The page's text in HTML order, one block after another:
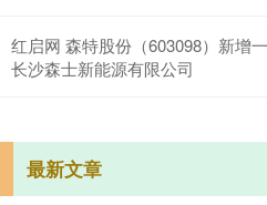
红启网 森特股份（603098）新增
长沙森士新能源有限公司
最新文章